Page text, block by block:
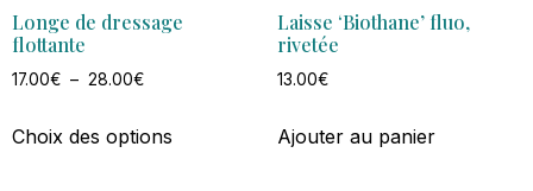
Longe de dressage
flottante
17.00€ – 28.00€
Choix des options
Laisse ‘Biothane’ fluo,
rivetée
13.00€
Ajouter au panier